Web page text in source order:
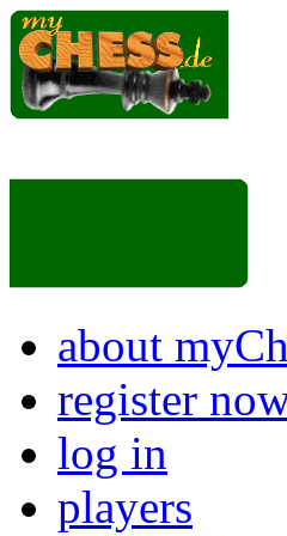
about
register
log in
players